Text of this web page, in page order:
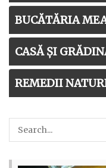
BUCĂTĂRIA
CASĂ ȘI
REMEDII